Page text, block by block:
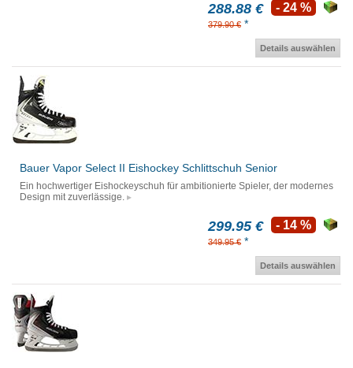
288.88 €
379.90 € *
- 24 %
Details auswählen
Bauer Vapor Select II Eishockey Schlittschuh Senior
Ein hochwertiger Eishockeyschuh für ambitionierte Spieler, der modernes
Design mit zuverlässige.
299.95 €
349.95 € *
- 14 %
Details auswählen